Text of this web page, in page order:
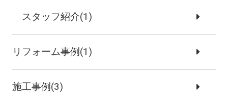
スタッフ紹介(1)
リフォーム事例(1)
施工事例(3)